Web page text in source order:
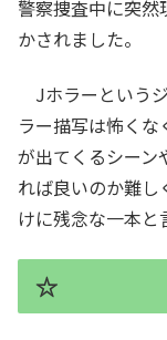
警察捜査中に突然
かされました。
Jホラーという
ラー描写は怖く
が出てくるシーン
れば良いのか難
けに残念な一本と
☆